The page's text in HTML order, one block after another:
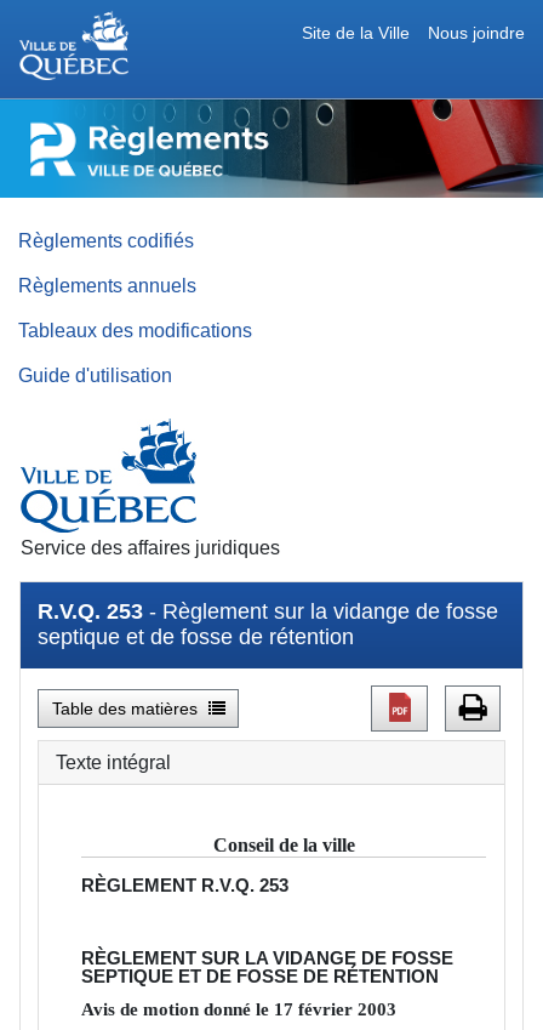
Nous joindre
Site de la Ville
RÈGLEMENTS
DE
QUÉBEC
Règlements codifiés
Règlements annuels
Tableaux des modifications
Guide d'utilisation
Service des affaires juridiques
R.V.Q. 253 - Règlement sur la vidange de fosse
septique et de fosse de rétention
Table des matières
Texte intégral
Conseil de la ville
RÈGLEMENT R.V.Q. 253
RÈGLEMENT SUR LA VIDANGE DE FOSSE
SEPTIQUE ET DE FOSSE DE RÉTENTION
Avis de motion donné le 17février2003